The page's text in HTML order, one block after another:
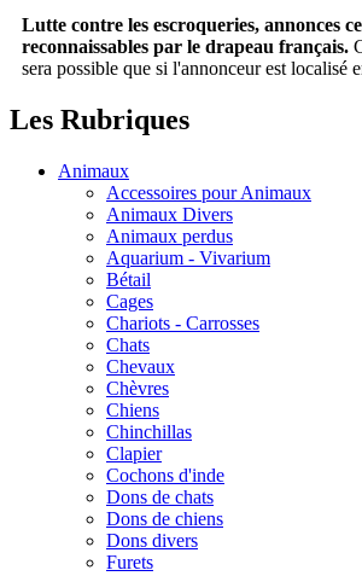
Lutte contre les escroqueries, annonces
reconnaissables par le drapeau français.
sera possible que si l'annonceur est localisé
Les Rubriques
Animaux
Accessoires pour Animaux
Animaux Divers
Animaux perdus
Aquarium - Vivarium
Bétail
Cages
Chariots - Carrosses
Chats
Chevaux
Chèvres
Chiens
Chinchillas
Clapier
Cochons d'inde
Dons de chats
Dons de chiens
Dons divers
Furets